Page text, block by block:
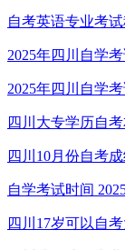
自考英语专业考
2025年四川自学
2025年四川自学
四川大专学历自
四川10月份自考
自学考试时间
四川17岁可以自